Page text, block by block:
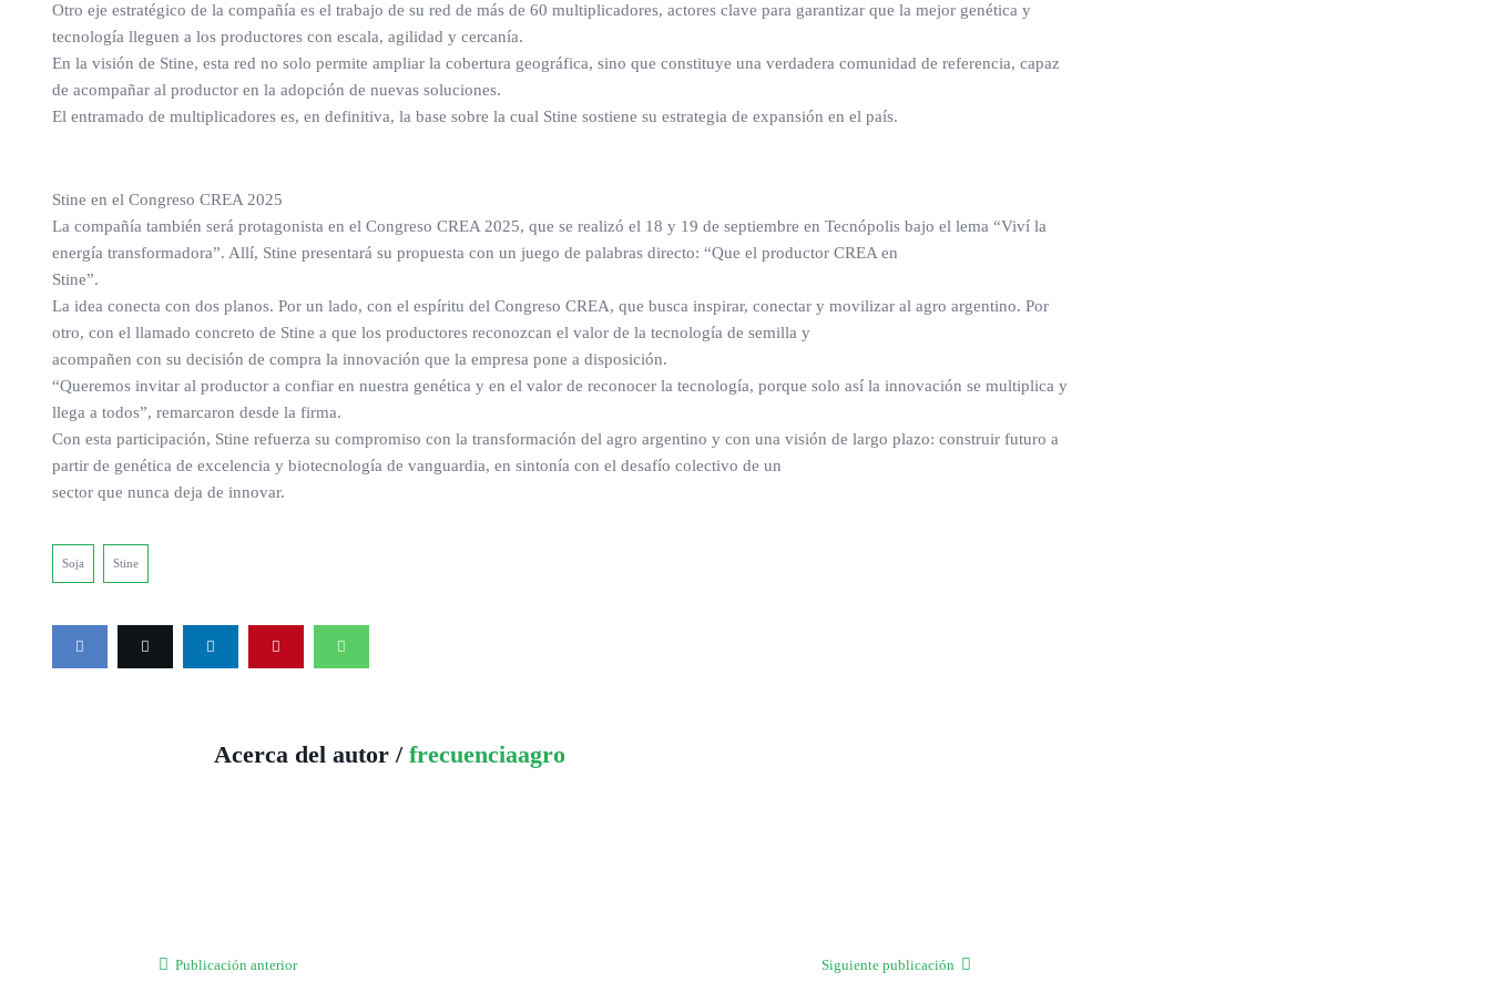
Otro eje estratégico de la compañía es el trabajo de su red de más de 60 multiplicadores, actores clave para garantizar que la mejor genética y
tecnología lleguen a los productores con escala, agilidad y cercanía.
En la visión de Stine, esta red no solo permite ampliar la cobertura geográfica, sino que constituye una verdadera comunidad de referencia, capaz
de acompañar al productor en la adopción de nuevas soluciones.
El entramado de multiplicadores es, en definitiva, la base sobre la cual Stine sostiene su estrategia de expansión en el país.
Stine en el Congreso CREA 2025
La compañía también será protagonista en el Congreso CREA 2025, que se realizó el 18 y 19 de septiembre en Tecnópolis bajo el lema “Viví la
energía transformadora”. Allí, Stine presentará su propuesta con un juego de palabras directo: “Que el productor CREA en
Stine”.
La idea conecta con dos planos. Por un lado, con el espíritu del Congreso CREA, que busca inspirar, conectar y movilizar al agro argentino. Por
otro, con el llamado concreto de Stine a que los productores reconozcan el valor de la tecnología de semilla y
acompañen con su decisión de compra la innovación que la empresa pone a disposición.
“Queremos invitar al productor a confiar en nuestra genética y en el valor de reconocer la tecnología, porque solo así la innovación se multiplica y
llega a todos”, remarcaron desde la firma.
Con esta participación, Stine refuerza su compromiso con la transformación del agro argentino y con una visión de largo plazo: construir futuro a
partir de genética de excelencia y biotecnología de vanguardia, en sintonía con el desafío colectivo de un
sector que nunca deja de innovar.
Soja Stine
Acerca del autor / frecuenciaagro
Publicación anterior Siguiente publicación